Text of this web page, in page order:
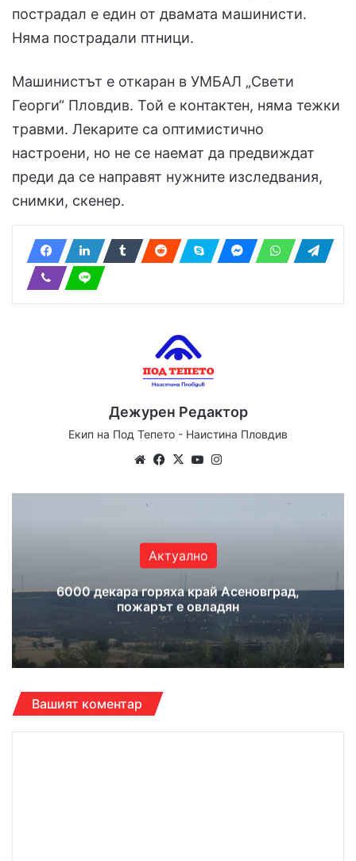
пострадал е един от двамата машинисти.
Няма пострадали птници.
Машинистът е откаран в УМБАЛ „Свети
Георги“ Пловдив. Той е контактен, няма тежки
травми. Лекарите са оптимистично
настроени, но не се наемат да предвиждат
преди да се направят нужните изследвания,
снимки, скенер.
Дежурен Редактор
Екип на Под Тепето - Наистина Пловдив
WebsiteFacebook
X YouTube
Актуално
6000 декара горяха край Асеновград,
пожарът е овладян
Вашият коментар